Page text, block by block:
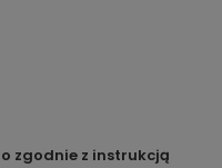
zgodnie z instrukcją